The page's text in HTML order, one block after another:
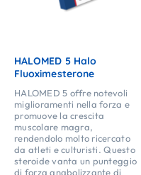
HALOMED 5 Halo
Fluoximesterone
HALOMED 5 offre notevoli
miglioramenti nella forza e
promuove la crescita
muscolare magra,
rendendolo molto ricercato
da atleti e culturisti. Questo
steroide vanta un punteggio
di forza anabolizzante di